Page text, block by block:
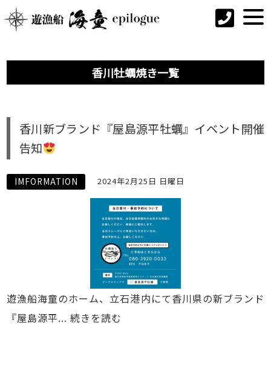
香川牡蠣焼き一覧
香川新ブランド『屋島源平牡蠣』イベント開催
告知
IMFORMATION 2024年2月25日 日曜日
遊漁船海童のホーム、立石港内にて香川県の新ブランド
『屋島源平...続きを読む